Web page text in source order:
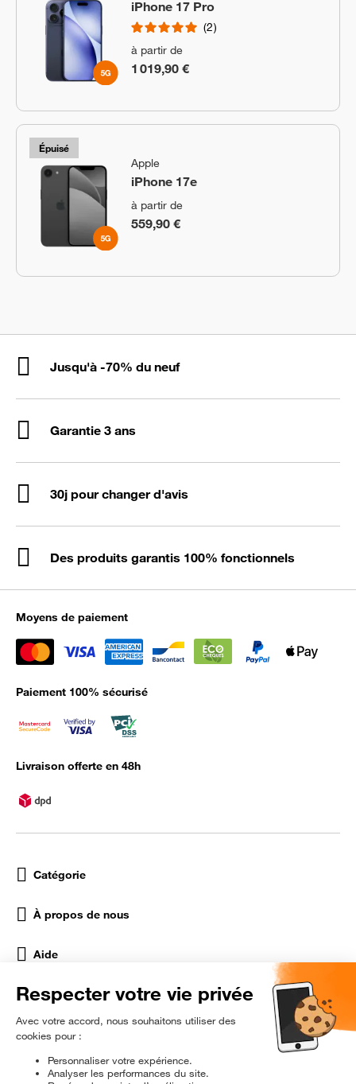
iPhone 17 Pro
2
à partir de
1 019,90 €
Épuisé
Apple
iPhone 17e
à partir de
559,90 €
Jusqu'à -70% du neuf
Garantie 3 ans
30j pour changer d'avis
Des produits garantis 100% fonctionnels
Moyens de paiement
Paiement 100% sécurisé
Livraison offerte en 48h
Catégorie
À propos de nous
Aide
Réseaux Sociaux